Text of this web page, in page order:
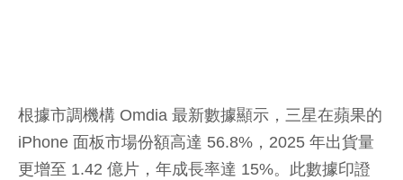
根據市調機構 Omdia 最新數據顯示，三星在蘋果的
iPhone 面板市場份額高達 56.8%，2025 年出貨量
更增至 1.42 億片，年成長率達 15%。此數據印證